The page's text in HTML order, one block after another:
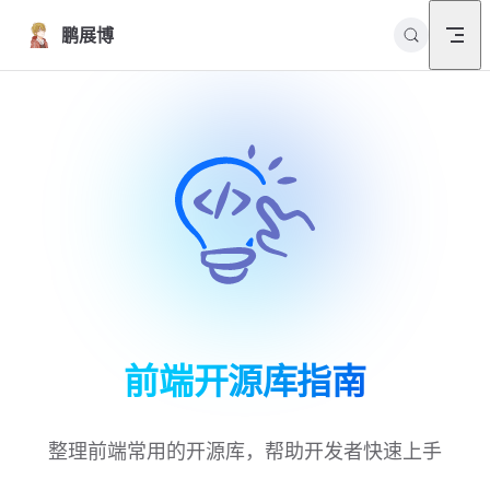
Skip to content
鹏展博
前端开源库指南
整理前端常用的开源库，帮助开发者快速上手